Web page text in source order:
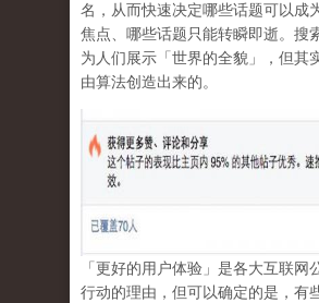
名，从而快速决定哪些话题可以成
焦点、哪些话题只能转瞬即逝。搜
为人们展示「世界的全貌」，但其
由算法创造出来的。
「更好的用户体验」是各大互联网
行动的理由，但可以确定的是，有